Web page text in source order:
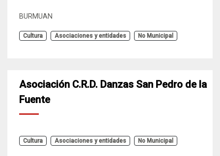
BURMUAN
Cultura Asociaciones y entidades No Municipal
Asociación C.R.D. Danzas San Pedro de la
Fuente
Cultura Asociaciones y entidades No Municipal